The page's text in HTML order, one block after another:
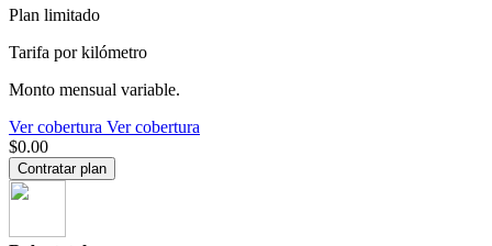
Plan limitado
Tarifa por kilómetro
Monto mensual variable.
Ver cobertura Ver cobertura
$0.00
Contratar plan